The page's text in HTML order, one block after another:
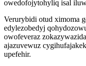
owedofojytohyliq isal
Verurybidi otud ximoma
edylezobedyj
owofeveraz
ajazuvewuz
upefehir.